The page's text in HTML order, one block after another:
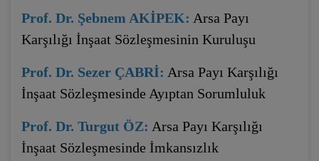
Prof. Dr. Şebnem AKİPEK: Arsa Payı
Karşılığı İnşaat Sözleşmesinin Kuruluşu
Prof. Dr. Sezer ÇABRİ: Arsa Payı Karşılığı
İnşaat Sözleşmesinde Ayıptan Sorumluluk
Prof. Dr. Turgut ÖZ: Arsa Payı Karşılığı
İnşaat Sözleşmesinde İmkansızlık